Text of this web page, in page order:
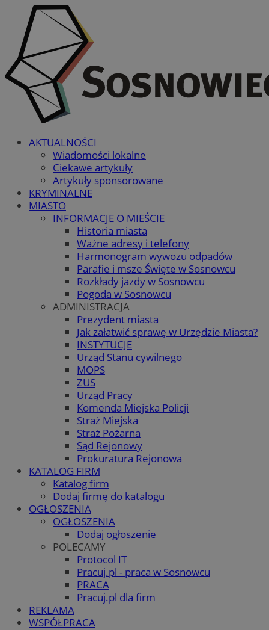
AKTUALNOŚCI
Wiadomości lokalne
Ciekawe artykuły
Artykuły sponsorowane
KRYMINALNE
MIASTO
INFORMACJE O MIEŚCIE
Historia miasta
Ważne adresy i telefony
Harmonogram wywozu odpadów
Parafie i msze Święte w Sosnowcu
Rozkłady jazdy w Sosnowcu
Pogoda w Sosnowcu
ADMINISTRACJA
Prezydent miasta
Jak załatwić sprawę w Urzędzie Miasta?
INSTYTUCJE
Urząd Stanu cywilnego
MOPS
ZUS
Urząd Pracy
Komenda Miejska Policji
Straż Miejska
Straż Pożarna
Sąd Rejonowy
Prokuratura Rejonowa
KATALOG FIRM
Katalog firm
Dodaj firmę do katalogu
OGŁOSZENIA
OGŁOSZENIA
Dodaj ogłoszenie
POLECAMY
Protocol IT
Pracuj.pl - praca w Sosnowcu
PRACA
Pracuj.pl dla firm
REKLAMA
WSPÓŁPRACA